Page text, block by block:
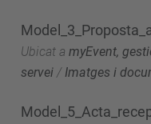
Ubicat a myEvent,
servei / Imatges i